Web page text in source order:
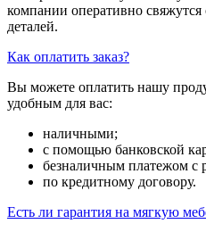
компании оперативно свяжутся
деталей.
Как оплатить заказ?
Вы можете оплатить нашу
удобным для вас:
наличными;
с помощью банковской
безналичным платежом с
по кредитному договору.
Есть ли гарантия на мягкую